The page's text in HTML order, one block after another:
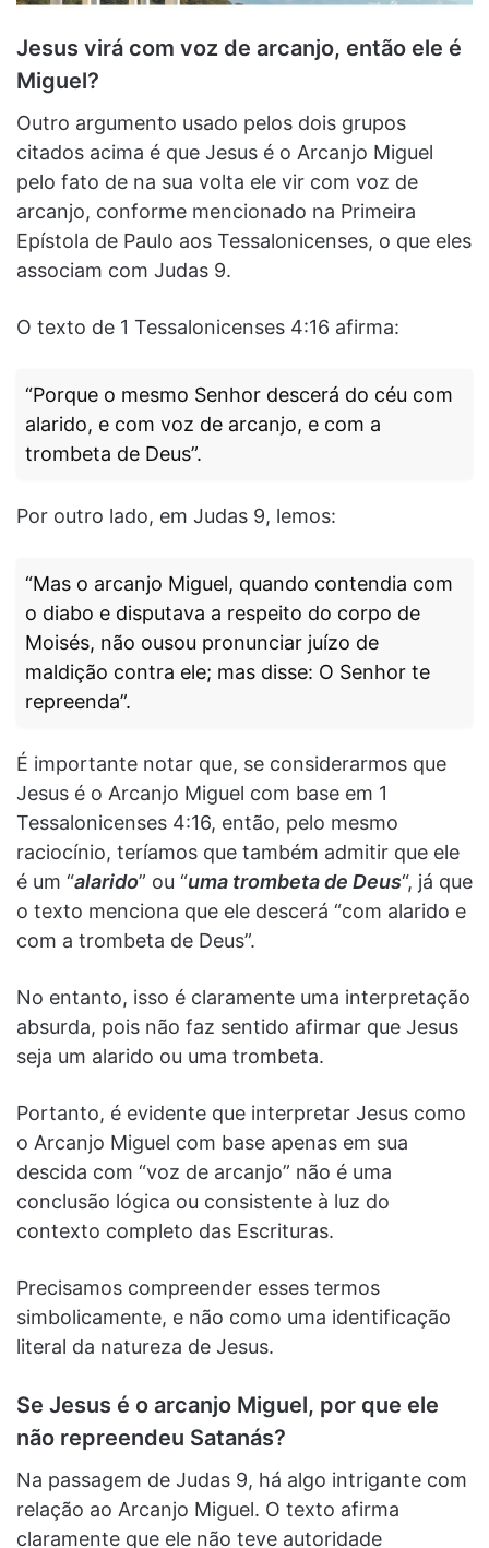
Jesus virá com voz de arcanjo, então ele é
Miguel?
Outro argumento usado pelos dois grupos
citados acima é que Jesus é o Arcanjo Miguel
pelo fato de na sua volta ele vir com voz de
arcanjo, conforme mencionado na Primeira
Epístola de Paulo aos Tessalonicenses, o que eles
associam com Judas 9.
O texto de 1 Tessalonicenses 4:16 afirma:
“Porque o mesmo Senhor descerá do céu com
alarido, e com voz de arcanjo, e com a
trombeta de Deus”.
Por outro lado, em Judas 9, lemos:
“Mas o arcanjo Miguel, quando contendia com
o diabo e disputava a respeito do corpo de
Moisés, não ousou pronunciar juízo de
maldição contra ele; mas disse: O Senhor te
repreenda”.
É importante notar que, se considerarmos que
Jesus é o Arcanjo Miguel com base em 1
Tessalonicenses 4:16, então, pelo mesmo
raciocínio, teríamos que também admitir que ele
é um “alarido” ou “uma trombeta de Deus“, já que
o texto menciona que ele descerá “com alarido e
com a trombeta de Deus”.
No entanto, isso é claramente uma interpretação
absurda, pois não faz sentido afirmar que Jesus
seja um alarido ou uma trombeta.
Portanto, é evidente que interpretar Jesus como
o Arcanjo Miguel com base apenas em sua
descida com “voz de arcanjo” não é uma
conclusão lógica ou consistente à luz do
contexto completo das Escrituras.
Precisamos compreender esses termos
simbolicamente, e não como uma identificação
literal da natureza de Jesus.
Se Jesus é o arcanjo Miguel, por que ele
não repreendeu Satanás?
Na passagem de Judas 9, há algo intrigante com
relação ao Arcanjo Miguel. O texto afirma
claramente que ele não teve autoridade